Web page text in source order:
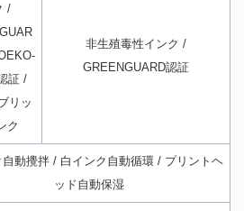
/
証 /
リッ
ク
非生殖毒性インク /
GREENGUARD認証
自動攪拌 / 白インク自動循環 / プリントヘ
ッド自動保湿